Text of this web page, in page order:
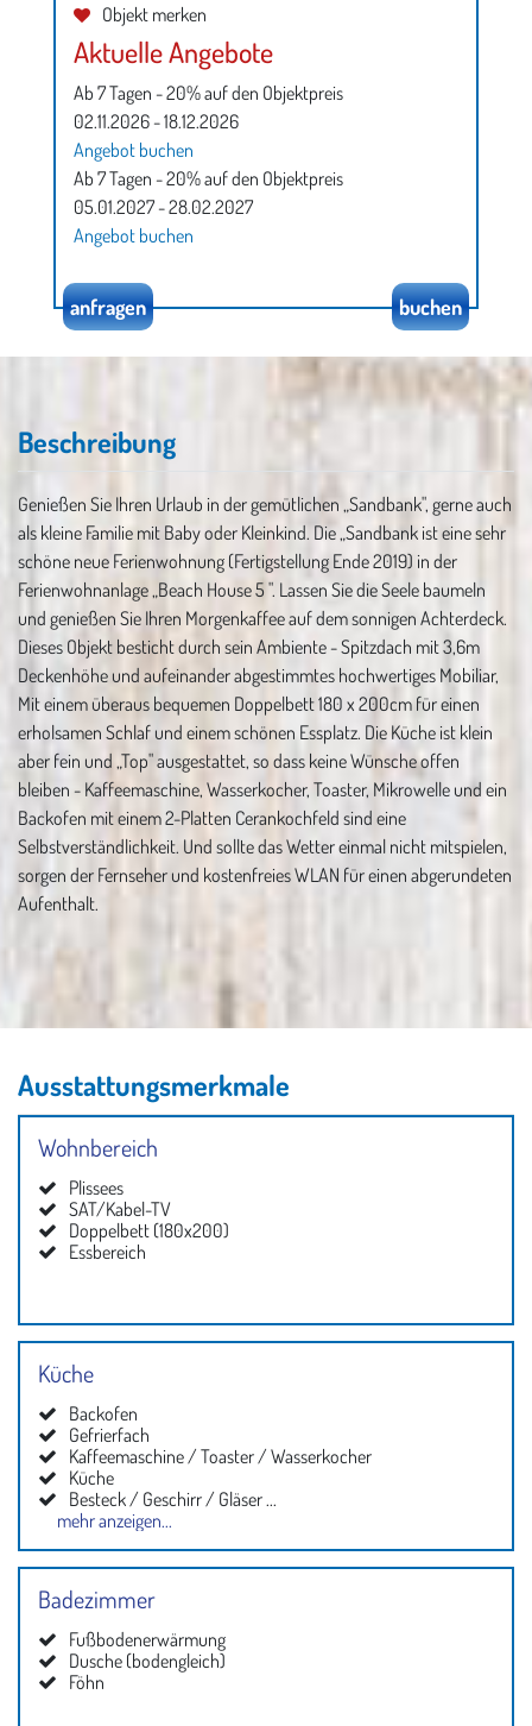
Objekt merken
buchen
anfragen
Aktuelle Angebote
Ab 7 Tagen - 20% auf den Objektpreis
02.11.2026 - 18.12.2026
Angebot buchen
Ab 7 Tagen - 20% auf den Objektpreis
05.01.2027 - 28.02.2027
Angebot buchen
Beschreibung
Genießen Sie Ihren Urlaub in der gemütlichen „Sandbank", gerne auch
als kleine Familie mit Baby oder Kleinkind. Die „Sandbank ist eine sehr
schöne neue Ferienwohnung (Fertigstellung Ende 2019) in der
Ferienwohnanlage „Beach House 5 ". Lassen Sie die Seele baumeln
und genießen Sie Ihren Morgenkaffee auf dem sonnigen Achterdeck.
Dieses Objekt besticht durch sein Ambiente - Spitzdach mit 3,6m
Deckenhöhe und aufeinander abgestimmtes hochwertiges Mobiliar,
Mit einem überaus bequemen Doppelbett 180 x 200cm für einen
erholsamen Schlaf und einem schönen Essplatz. Die Küche ist klein
aber fein und „Top" ausgestattet, so dass keine Wünsche offen
bleiben - Kaffeemaschine, Wasserkocher, Toaster, Mikrowelle und ein
Backofen mit einem 2-Platten Cerankochfeld sind eine
Selbstverständlichkeit. Und sollte das Wetter einmal nicht mitspielen,
sorgen der Fernseher und kostenfreies WLAN für einen abgerundeten
Aufenthalt.
Ausstattungsmerkmale
Wohnbereich
Plissees
SAT/Kabel-TV
Doppelbett (180x200)
Essbereich
Küche
Backofen
Gefrierfach
Kaffeemaschine / Toaster / Wasserkocher
Küche
Besteck / Geschirr / Gläser ...
Kühlschrank
Mikrowelle
Geschirrspüler
mehr anzeigen...
Badezimmer
Fußbodenerwärmung
Dusche (bodengleich)
Föhn